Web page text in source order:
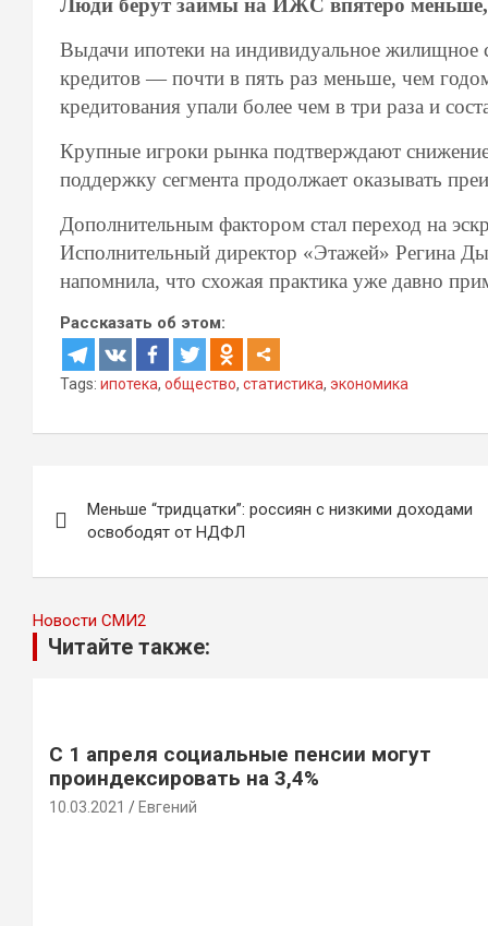
Люди берут займы на ИЖС впятеро
Выдачи ипотеки на индивидуальное
кредитов — почти в пять раз меньше, чем
кредитования упали более чем в три раза и
Крупные игроки рынка подтверждают
поддержку сегмента продолжает оказывать
Дополнительным фактором стал переход на
Исполнительный директор «Этажей» Регина
напомнила, что схожая практика уже давно
Рассказать об этом:
Tags: ипотека, общество, статистика, экономика
по
записям
Меньше “тридцатки”: россиян с низкими доходами
освободят от НДФЛ
Новости СМИ2
Читайте также:
С 1 апреля социальные пенсии могут
проиндексировать на 3,4%
10.03.2021 Евгений